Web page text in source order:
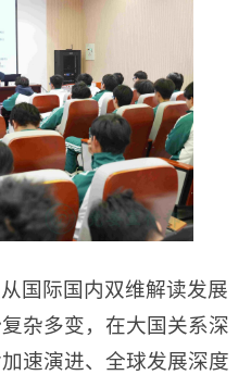
国际国内双维解读发展
杂多变，在大国关系深
速演进、全球发展深度